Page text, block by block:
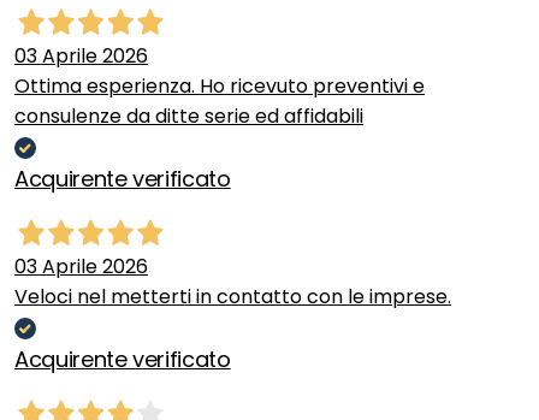
03 Aprile 2026
Ottima esperienza. Ho ricevuto preventivi e
consulenze da ditte serie ed affidabili
Acquirente verificato
03 Aprile 2026
Veloci nel metterti in contatto con le imprese.
Acquirente verificato